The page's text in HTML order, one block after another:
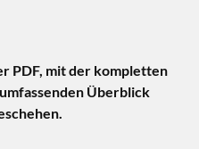
PDF, mit der kompletten
Überblick